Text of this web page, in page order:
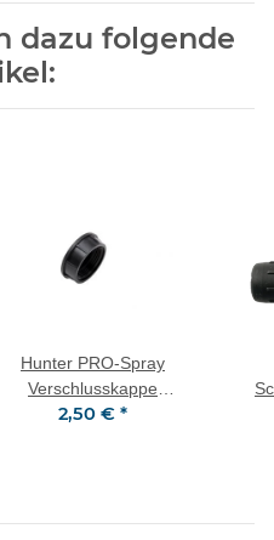
dazu folgende
Hunter PRO-Spray
Verschlusskappe
213600SP
2,50 € *